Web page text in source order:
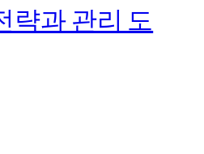
략과 관리 도